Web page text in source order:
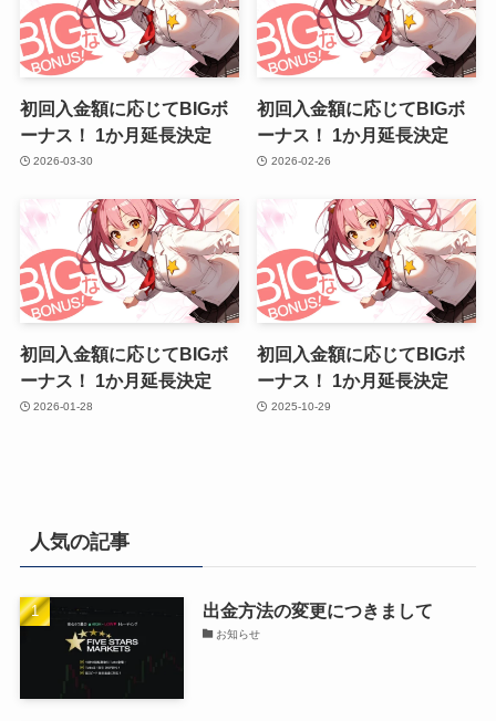
初回入金額に応じてBIGボ
ーナス！ 1か月延長決定
2026-03-30
初回入金額に応じてBIGボ
ーナス！ 1か月延長決定
2026-02-26
初回入金額に応じてBIGボ
ーナス！ 1か月延長決定
2026-01-28
初回入金額に応じてBIGボ
ーナス！ 1か月延長決定
2025-10-29
人気の記事
出金方法の変更につきまして
お知らせ